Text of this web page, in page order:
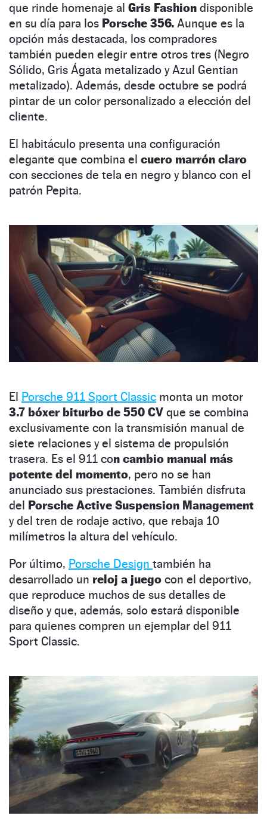
que rinde homenaje al Gris Fashion disponible
en su día para los Porsche 356. Aunque es la
opción más destacada, los compradores
también pueden elegir entre otros tres (Negro
Sólido, Gris Ágata metalizado y Azul Gentian
metalizado). Además, desde octubre se podrá
pintar de un color personalizado a elección del
cliente.
El habitáculo presenta una configuración
elegante que combina el cuero marrón claro
con secciones de tela en negro y blanco con el
patrón Pepita.
El Porsche 911 Sport Classic monta un motor
3.7 bóxer biturbo de 550 CV que se combina
exclusivamente con la transmisión manual de
siete relaciones y el sistema de propulsión
trasera. Es el 911 con cambio manual más
potente del momento, pero no se han
anunciado sus prestaciones. También disfruta
del Porsche Active Suspension Management
y del tren de rodaje activo, que rebaja 10
milímetros la altura del vehículo.
Por último, Porsche Design también ha
desarrollado un reloj a juego con el deportivo,
que reproduce muchos de sus detalles de
diseño y que, además, solo estará disponible
para quienes compren un ejemplar del 911
Sport Classic.